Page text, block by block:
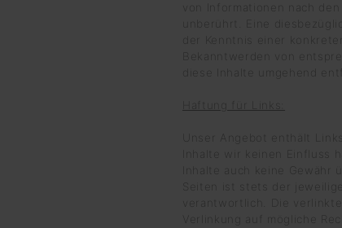
von Informationen nach
unberührt. Eine
der Kenntnis einer
Bekanntwerden von
diese Inhalte umgehend
Haftung für Links:
Unser Angebot enthält
Inhalte wir keinen Einfluss
Inhalte auch keine Gewähr
Seiten ist stets der
verantwortlich. Die
Verlinkung auf mögliche